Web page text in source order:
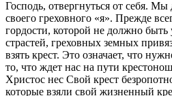
Господь, отвергнуться от себя. Мы
своего греховного «я». Прежде
гордости, которой не должно быть
страстей, греховных земных
взять крест. Это означает, что
то, что ждет нас на пути
Христос нес Свой крест
которые взяли свой жизненный